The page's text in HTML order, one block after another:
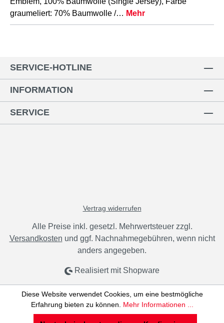
graumeliert: 70% Baumwolle /… Mehr
SERVICE-HOTLINE
INFORMATION
SERVICE
Vertrag widerrufen
Alle Preise inkl. gesetzl. Mehrwertsteuer zzgl.
Versandkosten und ggf. Nachnahmegebühren, wenn nicht
anders angegeben.
Realisiert mit Shopware
Diese Website verwendet Cookies, um eine bestmögliche
Erfahrung bieten zu können. Mehr Informationen ...